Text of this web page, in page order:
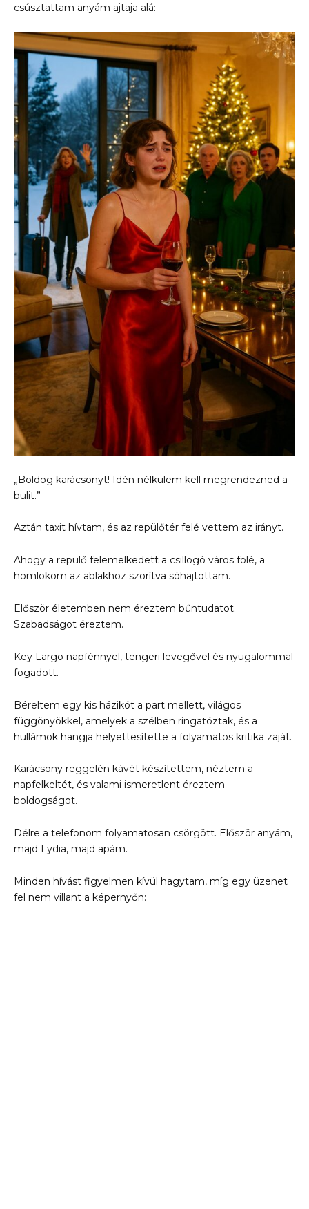
csúsztattam anyám ajtaja alá:
„Boldog karácsonyt! Idén nélkülem kell megrendezned a
bulit.”
Aztán taxit hívtam, és az repülőtér felé vettem az irányt.
Ahogy a repülő felemelkedett a csillogó város fölé, a
homlokom az ablakhoz szorítva sóhajtottam.
Először életemben nem éreztem bűntudatot.
Szabadságot éreztem.
Key Largo napfénnyel, tengeri levegővel és nyugalommal
fogadott.
Béreltem egy kis házikót a part mellett, világos
függönyökkel, amelyek a szélben ringatóztak, és a
hullámok hangja helyettesítette a folyamatos kritika zaját.
Karácsony reggelén kávét készítettem, néztem a
napfelkeltét, és valami ismeretlent éreztem —
boldogságot.
Délre a telefonom folyamatosan csörgött. Először anyám,
majd Lydia, majd apám.
Minden hívást figyelmen kívül hagytam, míg egy üzenet
fel nem villant a képernyőn: